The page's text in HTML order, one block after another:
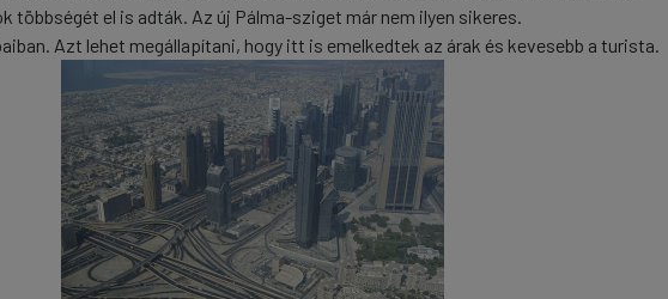
többségét el is adták. Az új Pálma-sziget már nem ilyen sikeres.
Azt lehet megállapítani, hogy itt is emelkedtek az árak és kevesebb a turista.